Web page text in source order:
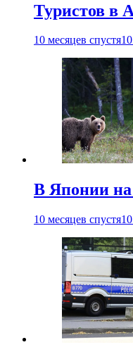
Туристов в
10 месяцев спустя
В Японии на
10 месяцев спустя